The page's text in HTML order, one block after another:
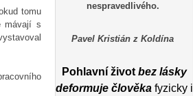
tomu
mávají s
nespravedlivého.
Pavel Kristián z Koldína
Pohlavní život bez lásky
deformuje člověkafyzicky i